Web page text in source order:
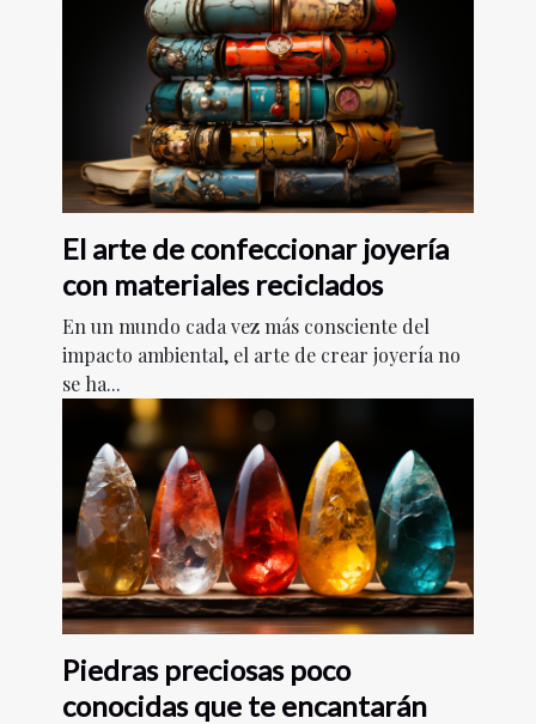
El arte de confeccionar joyería
con materiales reciclados
En un mundo cada vez más consciente del
impacto ambiental, el arte de crear joyería no
se ha...
Piedras preciosas poco
conocidas que te encantarán